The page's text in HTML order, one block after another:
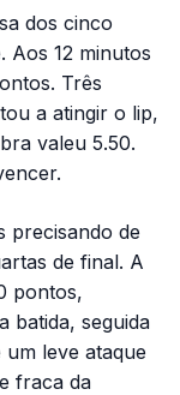
dos cinco
Aos 12 minutos
Três
a atingir o lip,
valeu 5.50.
precisando de
de final. A
pontos,
batida, seguida
leve ataque
fraca da